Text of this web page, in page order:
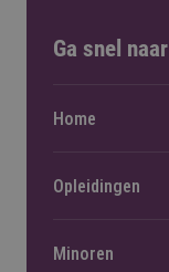
Ga snel naar
Home
Opleidingen
Minoren